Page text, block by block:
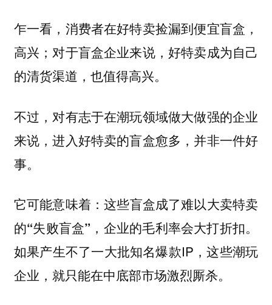
乍一看，消费者在好特卖捡漏到便宜盲盒，
高兴；对于盲盒企业来说，好特卖成为自己
的清货渠道，也值得高兴。
不过，对有志于在潮玩领域做大做强的企业
来说，进入好特卖的盲盒愈多，并非一件好
事。
它可能意味着：这些盲盒成了难以大卖特卖
的“失败盲盒”，企业的毛利率会大打折扣。
如果产生不了一大批知名爆款IP，这些潮玩
企业，就只能在中底部市场激烈厮杀。